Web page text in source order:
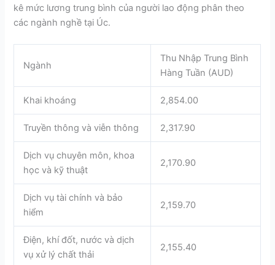
kê mức lương trung bình của người lao động phân theo
các ngành nghề tại Úc.
Ngành
Thu Nhập Trung Bình
Hàng Tuần (AUD)
Khai khoáng 2,854.00
Truyền thông và viễn thông 2,317.90
Dịch vụ chuyên môn, khoa
học và kỹ thuật
2,170.90
Dịch vụ tài chính và bảo
hiểm
2,159.70
Điện, khí đốt, nước và dịch
vụ xử lý chất thải
2,155.40